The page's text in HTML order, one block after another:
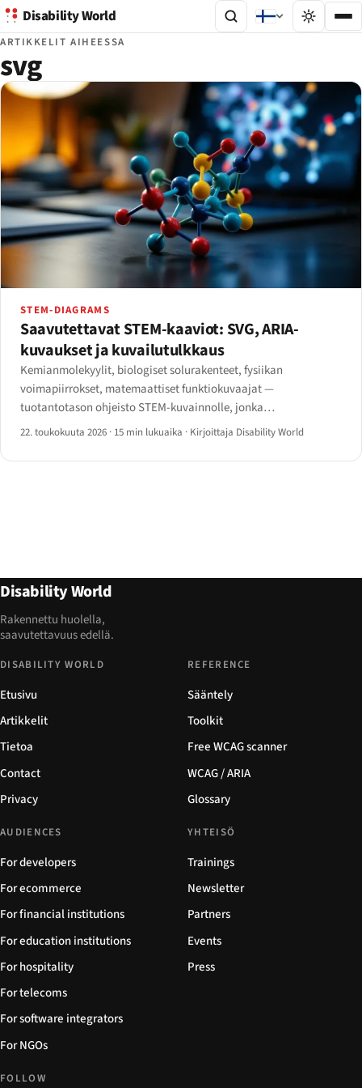
Disability World
ARTIKKELIT AIHEESSA
svg
STEM-DIAGRAMS
Saavutettavat STEM-kaaviot: SVG, ARIA-
kuvaukset ja kuvailutulkkaus
Kemianmolekyylit, biologiset solurakenteet, fysiikan
voimapiirrokset, matemaattiset funktiokuvaajat —
tuotantotason ohjeisto STEM-kuvainnolle, jonka
ruudunlukuohjelmat, pistenäytöt ja kuvailutulkkausvirrat
22. toukokuuta 2026 · 15 min lukuaika · Kirjoittaja Disability World
Disability World
Rakennettu huolella,
saavutettavuus edellä.
DISABILITY WORLD
Etusivu
Artikkelit
Tietoa
Contact
Privacy
REFERENCE
Sääntely
Toolkit
Free WCAG scanner
WCAG / ARIA
Glossary
AUDIENCES
For developers
For ecommerce
For financial institutions
For education institutions
For hospitality
For telecoms
For software integrators
For NGOs
YHTEISÖ
Trainings
Newsletter
Partners
Events
Press
FOLLOW